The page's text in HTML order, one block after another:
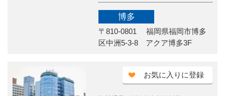
博多
〒810-0801 福岡県福岡市博多
区中洲5-3-8 アクア博多3F
お気に入りに登録